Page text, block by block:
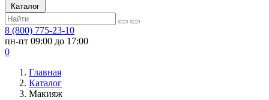
Каталог
8 (800) 775-23-10
пн-пт 09:00 до 17:00
0
Главная
Каталог
Макияж